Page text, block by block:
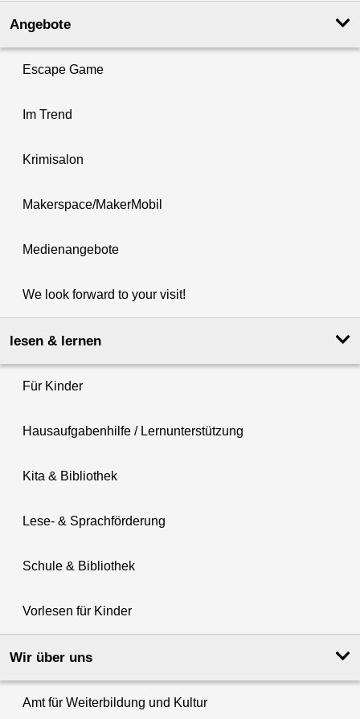
Angebote
Escape Game
Im Trend
Krimisalon
Makerspace/MakerMobil
Medienangebote
We look forward to your visit!
lesen & lernen
Für Kinder
Hausaufgabenhilfe / Lernunterstützung
Kita & Bibliothek
Lese- & Sprachförderung
Schule & Bibliothek
Vorlesen für Kinder
Wir über uns
Amt für Weiterbildung und Kultur